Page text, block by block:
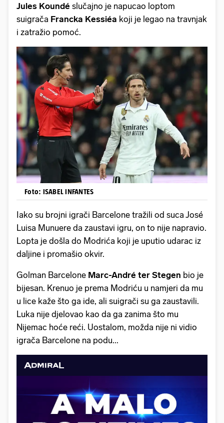
Jules Koundé slučajno je napucao loptom
suigrača Francka Kessiéa koji je legao na travnjak
i zatražio pomoć.
Foto: ISABEL INFANTES
Iako su brojni igrači Barcelone tražili od suca José
Luisa Munuere da zaustavi igru, on to nije napravio.
Lopta je došla do Modrića koji je uputio udarac iz
daljine i promašio okvir.
Golman Barcelone Marc-André ter Stegen bio je
bijesan. Krenuo je prema Modriću u namjeri da mu
u lice kaže što ga ide, ali suigrači su ga zaustavili.
Luka nije djelovao kao da ga zanima što mu
Nijemac hoće reći. Uostalom, možda nije ni vidio
igrača Barcelone na podu...